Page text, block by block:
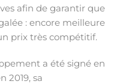
afin de garantir que
: encore meilleure
prix très compétitif.
a été signé en
2019, sa